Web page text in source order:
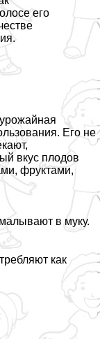
его
Его не
вкус плодов
фруктами,
в муку.
как